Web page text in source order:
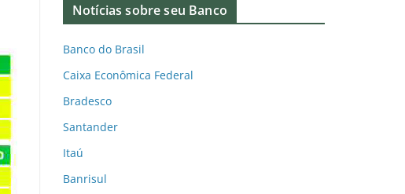
Notícias sobre seu Banco
Banco do Brasil
Caixa Econômica Federal
Bradesco
Santander
Itaú
Banrisul